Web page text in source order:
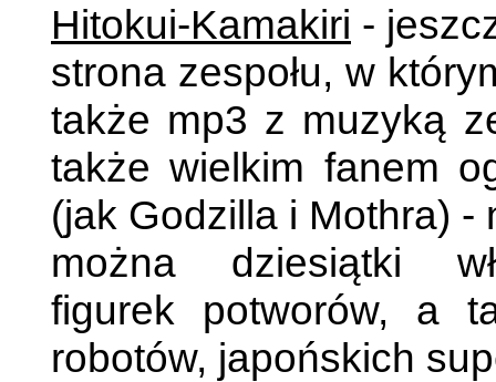
Hitokui-Kamakiri -
strona zespołu, w
także mp3 z muzyką
także wielkim fanem
(jak Godzilla i Mothra)
można dziesiątki
figurek potworów, a
robotów, japońskich